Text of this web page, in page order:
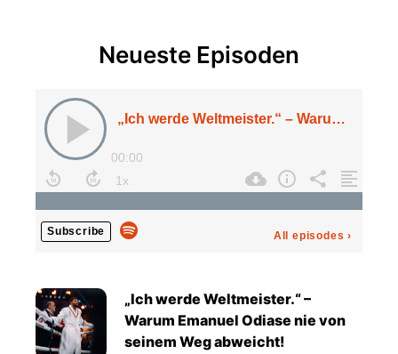
Neueste Episoden
„Ich werde Weltmeister.“ – Warum Emanuel Odiase nie von seinem Weg abweicht!
00:00
Subscribe All episodes ›
„Ich werde Weltmeister.“ –
Warum Emanuel Odiase nie von
seinem Weg abweicht!